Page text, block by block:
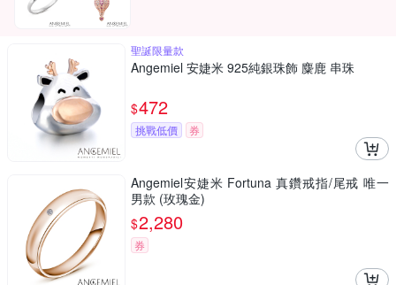
聖誕限量款
Angemiel 安婕米 925純銀珠飾 麋鹿 串珠
$472
挑戰低價 券
Angemiel安婕米 Fortuna 真鑽戒指/尾戒 唯一
男款 (玫瑰金)
$2,280
券